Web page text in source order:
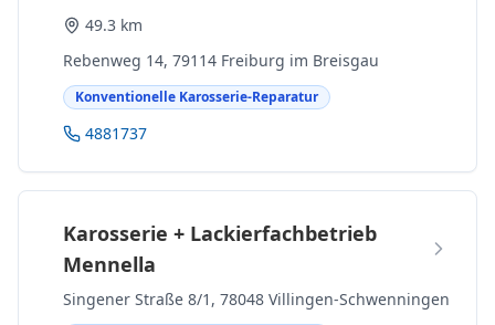
49.3 km
Rebenweg 14, 79114 Freiburg im Breisgau
Konventionelle Karosserie-Reparatur
4881737
Karosserie + Lackierfachbetrieb
Mennella
Singener Straße 8/1, 78048 Villingen-Schwenningen